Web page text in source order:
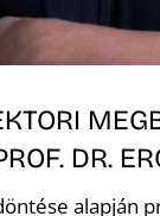
DR.
alapján